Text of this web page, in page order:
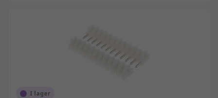
I lager